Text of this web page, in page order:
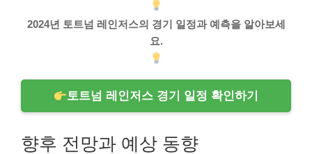
2024년 토트넘 레인저스의 경기 일정과 예측을 알아보세
요.
토트넘 레인저스 경기 일정 확인하기
향후 전망과 예상 동향